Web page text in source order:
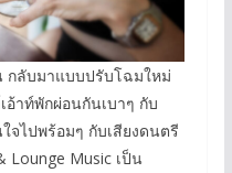
กลับมาแบบปรับโฉมใหม่
อ้าท์พักผ่อนกันเบาๆ กับ
จไปพร้อมๆ กับเสียงดนตรี
Music เป็น